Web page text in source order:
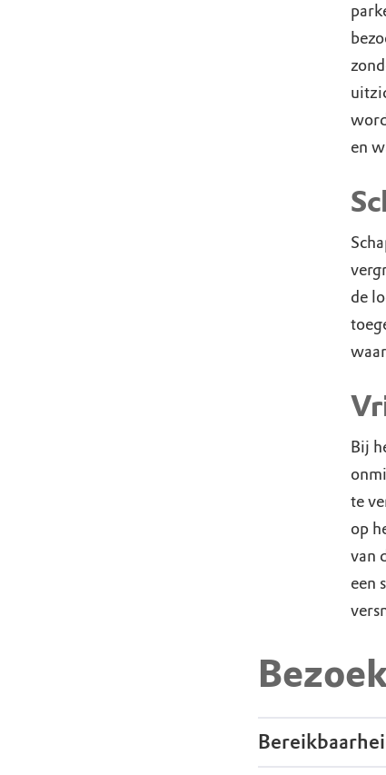
en
de
Bij
te
op
van
een